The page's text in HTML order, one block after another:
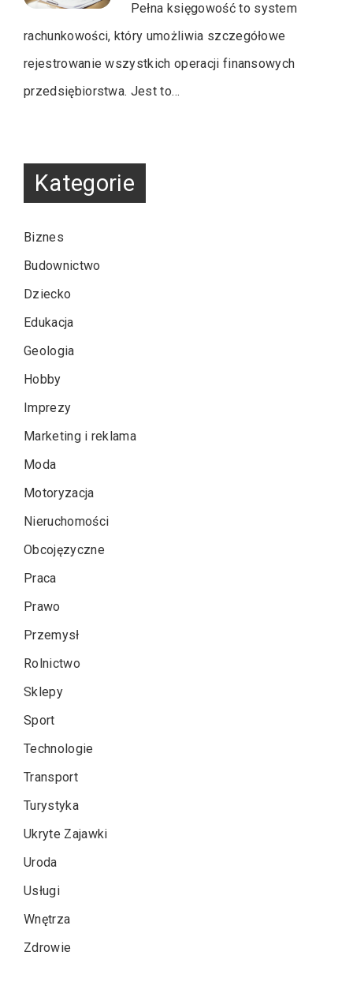
Pełna księgowość to system
rachunkowości, który umożliwia szczegółowe
rejestrowanie wszystkich operacji finansowych
przedsiębiorstwa. Jest to…
Kategorie
Biznes
Budownictwo
Dziecko
Edukacja
Geologia
Hobby
Imprezy
Marketing i reklama
Moda
Motoryzacja
Nieruchomości
Obcojęzyczne
Praca
Prawo
Przemysł
Rolnictwo
Sklepy
Sport
Technologie
Transport
Turystyka
Ukryte Zajawki
Uroda
Usługi
Wnętrza
Zdrowie